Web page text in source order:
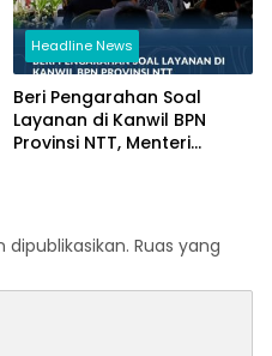
Headline News
Beri Pengarahan Soal
Layanan di Kanwil BPN
Provinsi NTT, Menteri
Ruas yang